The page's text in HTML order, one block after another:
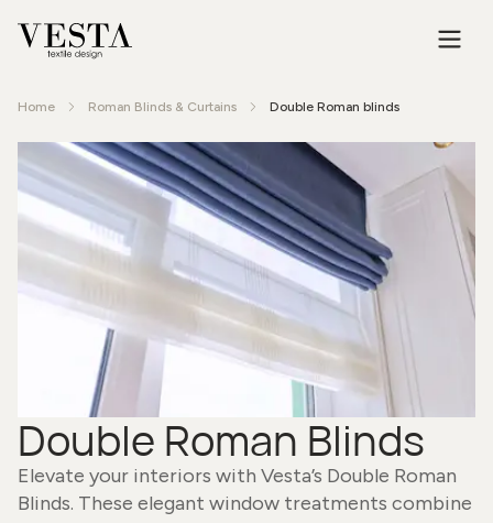
Home Roman Blinds & Curtains Double Roman blinds
Double Roman Blinds
Elevate your interiors with Vesta’s Double Roman
Blinds. These elegant window treatments combine